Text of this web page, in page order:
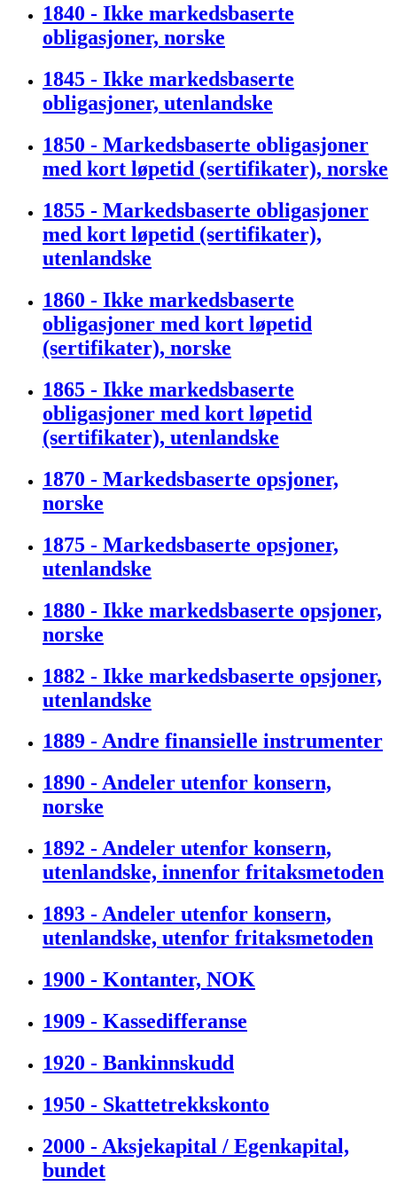
1840 - Ikke markedsbaserte
obligasjoner, norske
1845 - Ikke markedsbaserte
obligasjoner, utenlandske
1850 - Markedsbaserte obligasjoner
med kort løpetid (sertifikater), norske
1855 - Markedsbaserte obligasjoner
med kort løpetid (sertifikater),
utenlandske
1860 - Ikke markedsbaserte
obligasjoner med kort løpetid
(sertifikater), norske
1865 - Ikke markedsbaserte
obligasjoner med kort løpetid
(sertifikater), utenlandske
1870 - Markedsbaserte opsjoner,
norske
1875 - Markedsbaserte opsjoner,
utenlandske
1880 - Ikke markedsbaserte opsjoner,
norske
1882 - Ikke markedsbaserte opsjoner,
utenlandske
1889 - Andre finansielle instrumenter
1890 - Andeler utenfor konsern,
norske
1892 - Andeler utenfor konsern,
utenlandske, innenfor fritaksmetoden
1893 - Andeler utenfor konsern,
utenlandske, utenfor fritaksmetoden
1900 - Kontanter, NOK
1909 - Kassedifferanse
1920 - Bankinnskudd
1950 - Skattetrekkskonto
2000 - Aksjekapital / Egenkapital,
bundet